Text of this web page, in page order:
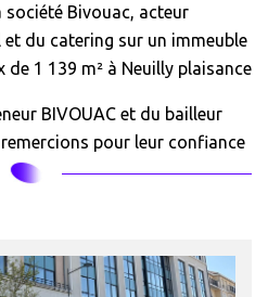
société Bivouac, acteur
et du catering sur un immeuble
de 1 139 m² à Neuilly plaisance
BIVOUAC et du bailleur
pour leur confiance